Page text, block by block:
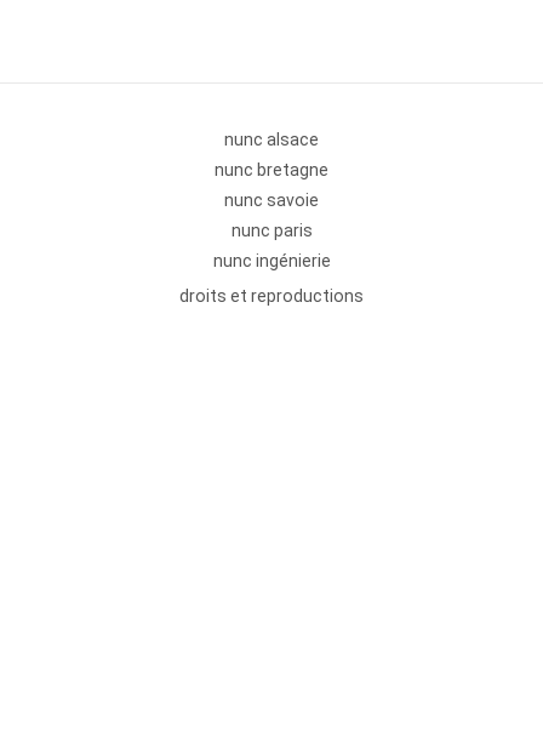
nunc alsace
nunc bretagne
nunc savoie
nunc paris
nunc ingénierie
droits et reproductions